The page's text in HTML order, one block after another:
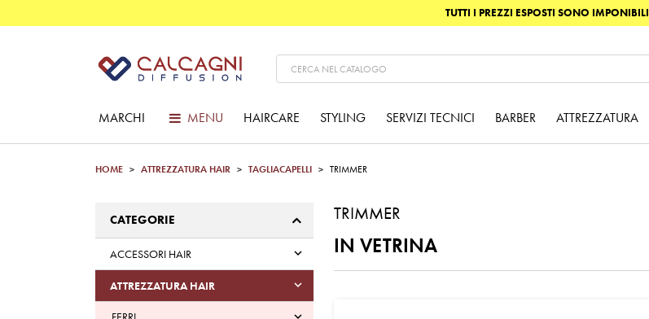
TUTTI I PREZZI ESPOSTI SONO IMPONIBILI
MARCHI MENU HAIRCARE STYLING SERVIZI TECNICI BARBER ATTREZZATURA
HOME ATTREZZATURA HAIR TAGLIACAPELLI TRIMMER
CATEGORIE
ACCESSORI HAIR 
ATTREZZATURA HAIR 
TRIMMER
IN VETRINA